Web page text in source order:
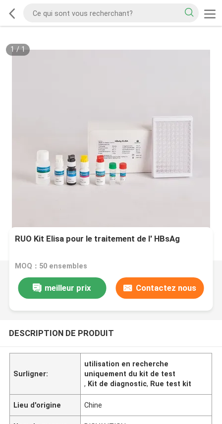
1 / 1
RUO Kit Elisa pour le traitement de l' HBsAg
MOQ：50 ensembles
meilleur prix Contactez nous
DESCRIPTION DE PRODUIT
Surligner:
utilisation en recherche
uniquement du kit de test
, Kit de diagnostic, Rue test kit
Lieu d'origine Chine